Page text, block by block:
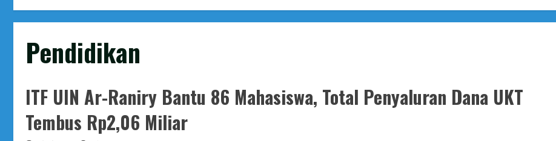
Pendidikan
ITF UIN Ar-Raniry Bantu 86 Mahasiswa, Total Penyaluran Dana UKT
Tembus Rp2,06 Miliar